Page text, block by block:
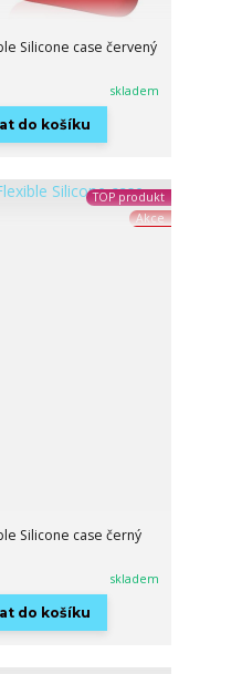
Silicone case červený
skladem
do košíku
TOP produkt
Akce
Silicone case černý
skladem
do košíku